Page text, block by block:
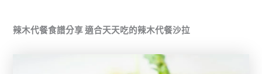
辣木代餐食譜分享 適合天天吃的辣木代餐沙拉